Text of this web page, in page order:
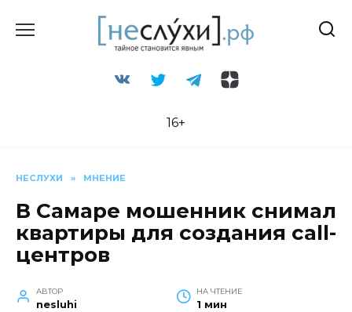
16+
НЕСЛУХИ » МНЕНИЕ
В Самаре мошенник снимал
квартиры для создания call-
центров
АВТОР
nesluhi
НА ЧТЕНИЕ
1 мин